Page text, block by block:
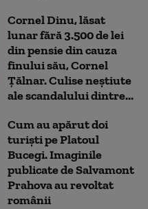
Cornel Dinu, lăsat
lunar fără 3.500 de lei
din pensie din cauza
finului său, Cornel
Țălnar. Culise neștiute
ale scandalului dintre...
Cum au apărut doi
turiști pe Platoul
Bucegi. Imaginile
publicate de Salvamont
Prahova au revoltat
românii